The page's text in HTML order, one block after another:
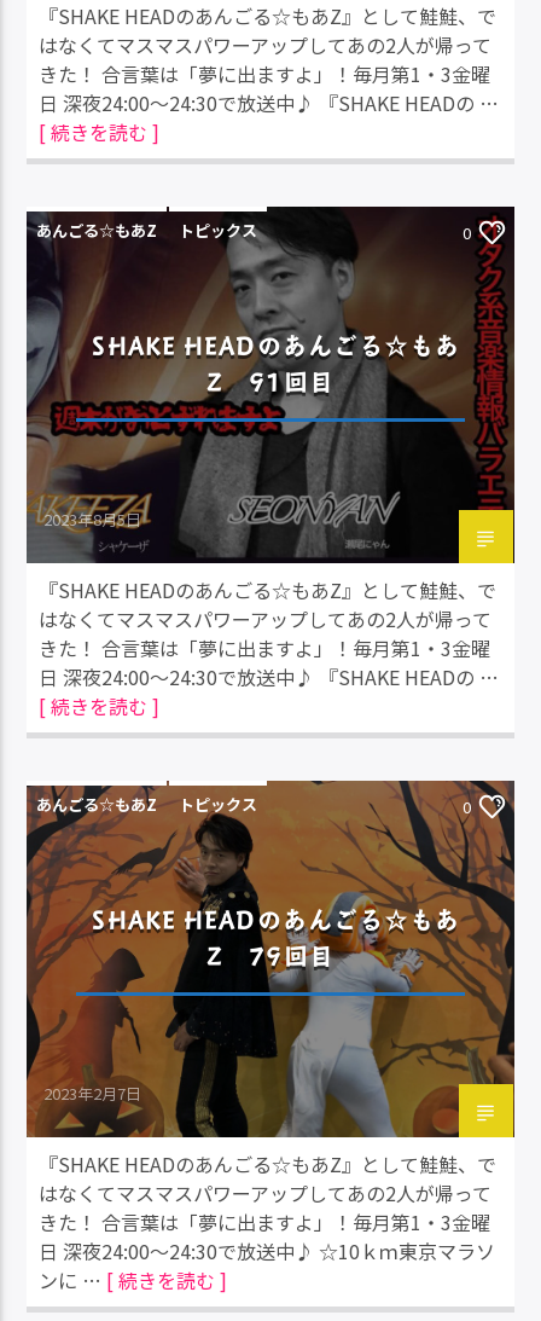
『SHAKE HEADのあんごる☆もあZ』として鮭鮭、で
はなくてマスマスパワーアップしてあの2人が帰って
きた！ 合言葉は「夢に出ますよ」！毎月第1・3金曜
日 深夜24:00～24:30で放送中♪ 『SHAKE HEADの …
[ 続きを読む ]
あんごる☆もあZ トピックス 0
SHAKE HEADのあんごる☆もあ
Z 91回目
2023年8月5日
『SHAKE HEADのあんごる☆もあZ』として鮭鮭、で
はなくてマスマスパワーアップしてあの2人が帰って
きた！ 合言葉は「夢に出ますよ」！毎月第1・3金曜
日 深夜24:00～24:30で放送中♪ 『SHAKE HEADの …
[ 続きを読む ]
あんごる☆もあZ トピックス 0
SHAKE HEADのあんごる☆もあ
Z 79回目
2023年2月7日
『SHAKE HEADのあんごる☆もあZ』として鮭鮭、で
はなくてマスマスパワーアップしてあの2人が帰って
きた！ 合言葉は「夢に出ますよ」！毎月第1・3金曜
日 深夜24:00～24:30で放送中♪ ☆10ｋｍ東京マラソ
ンに … [ 続きを読む ]